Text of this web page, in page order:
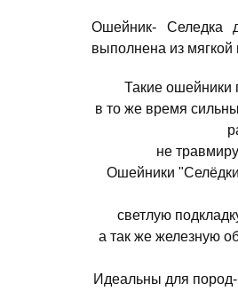
Ошейник- Селедка
выполнена из мягкой
Такие ошейники
в то же время
не
Ошейники
светлую
а так же железную
Идеальны для пород-